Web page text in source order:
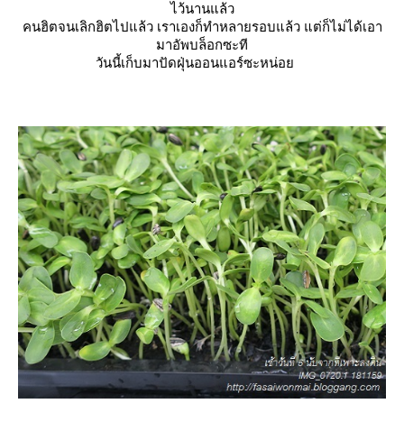
ไว้นานแล้ว
คนฮิตจนเลิกฮิตไปแล้ว เราเองก็ทำหลายรอบแล้ว แต่ก็ไม่ได้เอา
มาอัพบล็อกซะที
วันนี้เก็บมาปัดฝุ่นออนแอร์ซะหน่อ